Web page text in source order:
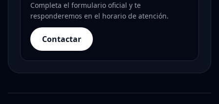
Completa el formulario oficial y te
responderemos en el horario de atención.
Contactar